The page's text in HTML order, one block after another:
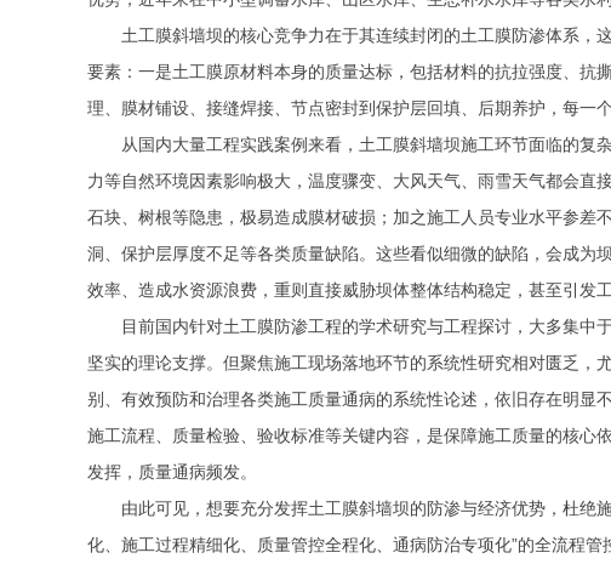
土工膜斜墙坝的核心竞争力在于其连续封闭的土工膜防渗体系，
要素：一是土工膜原材料本身的质量达标，包括材料的抗拉强度、
理、膜材铺设、接缝焊接、节点密封到保护层回填、后期养护，每一
从国内大量工程实践案例来看，土工膜斜墙坝施工环节面临的
力等自然环境因素影响极大，温度骤变、大风天气、雨雪天气都会
石块、树根等隐患，极易造成膜材破损；加之施工人员专业水平参
洞、保护层厚度不足等各类质量缺陷。这些看似细微的缺陷，会成
效率、造成水资源浪费，重则直接威胁坝体整体结构稳定，甚至引发
目前国内针对土工膜防渗工程的学术研究与工程探讨，大多集
坚实的理论支撑。但聚焦施工现场落地环节的系统性研究相对匮乏
别、有效预防和治理各类施工质量通病的系统性论述，依旧存在明显
施工流程、质量检验、验收标准等关键内容，是保障施工质量的核
发挥，质量通病频发。
由此可见，想要充分发挥土工膜斜墙坝的防渗与经济优势，杜
化、施工过程精细化、质量管控全程化、通病防治专项化”的全流程